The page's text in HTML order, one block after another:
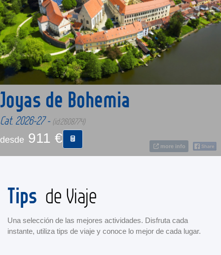
ORIENTE
PROMOCIONES
COMPRAR
more info
Joyas de Bohemia
Cat. 2026-27 - (id:2608774)
desde 911 €
Tips de Viaje
Una selección de las mejores actividades. Disfruta cada
instante, utiliza tips de viaje y conoce lo mejor de cada lugar.